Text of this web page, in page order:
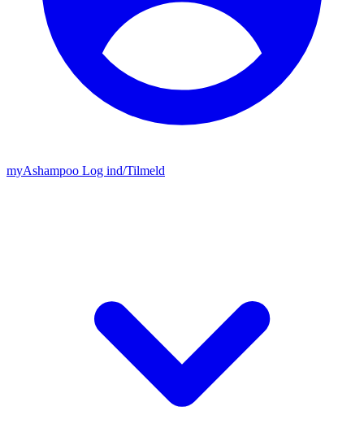
myAshampoo Log ind/Tilmeld